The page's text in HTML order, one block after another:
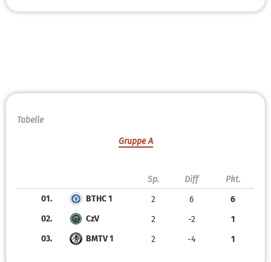
Tabelle
Gruppe A
Sp. Diff
Pkt.
01.
BTHC 1 2 6
6
02.
CzV 2 -2
1
03.
BMTV 1 2 -4 1